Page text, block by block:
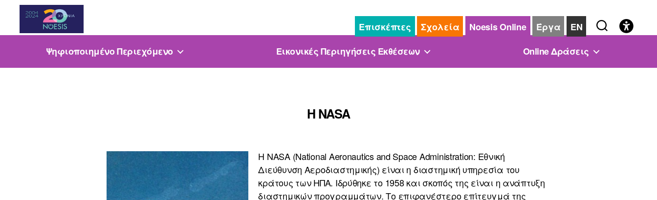
Noesis
Επισκέπτες Σχολεία Noesis Online Έργα
EN
Ψηφιοποιημένο Περιεχόμενο
Εικονικές Περιηγήσεις Εκθέσεων Online Δράσεις
Η NASA
Η NASA (National Aeronautics and Space Administration: Εθνική
Διεύθυνση Αεροδιαστημικής) είναι η διαστημική υπηρεσία του
κράτους των ΗΠΑ. Ιδρύθηκε το 1958 και σκοπός της είναι η ανάπτυξη
διαστημικών προγραμμάτων. Το επιφανέστερο επίτευγμά της